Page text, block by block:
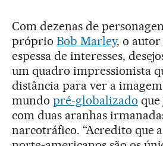
Com dezenas de
próprio Bob Marley, o autor
espessa de interesses,
um quadro impressionista
distância para ver a
mundo pré-globalizado que
com duas aranhas
narcotráfico. “Acredito que